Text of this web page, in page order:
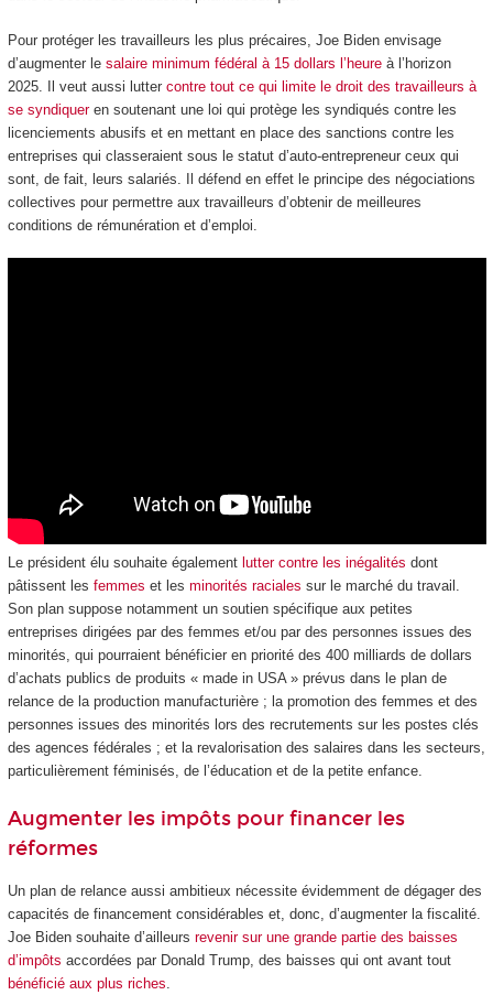
Pour protéger les travailleurs les plus précaires, Joe Biden envisage
d’augmenter le salaire minimum fédéral à 15 dollars l’heureà l’horizon
2025. Il veut aussi lutter contre tout ce qui limite le droit des travailleurs à
se syndiqueren soutenant une loi qui protège les syndiqués contre les
licenciements abusifs et en mettant en place des sanctions contre les
entreprises qui classeraient sous le statut d’auto-entrepreneur ceux qui
sont, de fait, leurs salariés. Il défend en effet le principe des négociations
collectives pour permettre aux travailleurs d’obtenir de meilleures
conditions de rémunération et d’emploi.
Le président élu souhaite également lutter contre les inégalités dont
pâtissent les femmes et les minorités raciales sur le marché du travail.
Son plan suppose notamment un soutien spécifique aux petites
entreprises dirigées par des femmes et/ou par des personnes issues des
minorités, qui pourraient bénéficier en priorité des 400 milliards de dollars
d’achats publics de produits « made in USA » prévus dans le plan de
relance de la production manufacturière ; la promotion des femmes et des
personnes issues des minorités lors des recrutements sur les postes clés
des agences fédérales ; et la revalorisation des salaires dans les secteurs,
particulièrement féminisés, de l’éducation et de la petite enfance.
Augmenter les impôts pour financer les
réformes
Un plan de relance aussi ambitieux nécessite évidemment de dégager des
capacités de financement considérables et, donc, d’augmenter la fiscalité.
Joe Biden souhaite d’ailleurs revenir sur une grande partie des baisses
d’impôts accordées par Donald Trump, des baisses qui ont avant tout
bénéficié aux plus riches.